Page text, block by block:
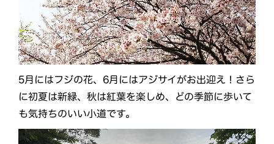
5月にはフジの花、6月にはアジサイがお出迎え！さら
に初夏は新緑、秋は紅葉を楽しめ、どの季節に歩いて
も気持ちのいい小道です。